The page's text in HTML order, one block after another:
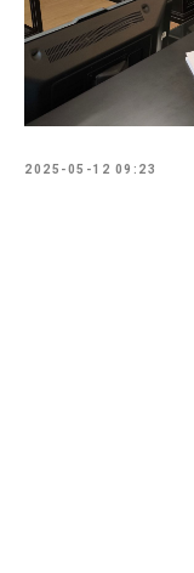
2025-05-12 09:23